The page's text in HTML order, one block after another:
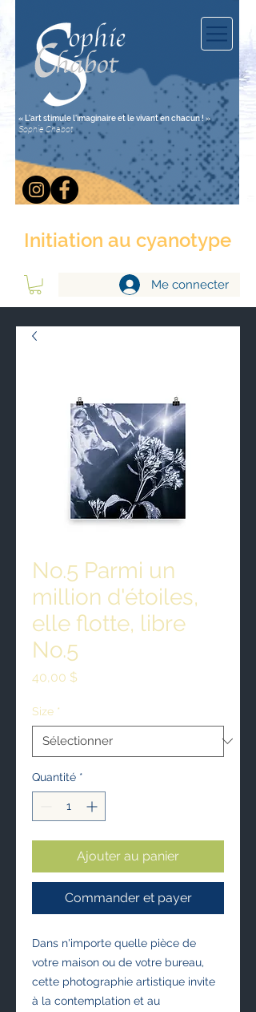
« L'art stimule l'imaginaire et le vivant en chacun ! »
Sophie Chabot
Initiation au cyanotype
Me connecter
No.5 Parmi un
million d'étoiles,
elle flotte, libre
No.5
40,00 $
Size *
Quantité *
Ajouter au panier
Commander et payer
Dans n'importe quelle pièce de
votre maison ou de votre bureau,
cette photographie artistique invite
à la contemplation et au